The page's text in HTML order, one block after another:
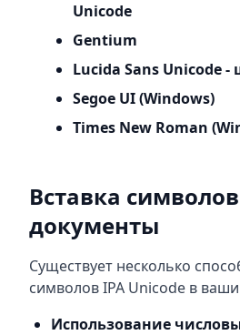
Unicode
Gentium
Lucida Sans Unicode
Segoe UI (Windows)
Times New Roman
Вставка
документы
Существует несколько
символов IPA Unicode в
Использование